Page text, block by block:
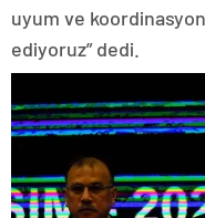
uyum ve
ediyoruz” dedi.